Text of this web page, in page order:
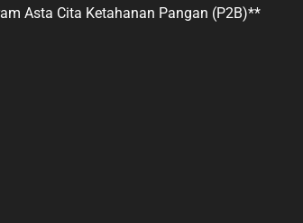
Asta Cita Ketahanan Pangan (P2B)**